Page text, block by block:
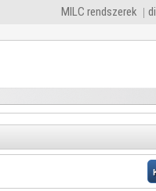
MILC rendszerek